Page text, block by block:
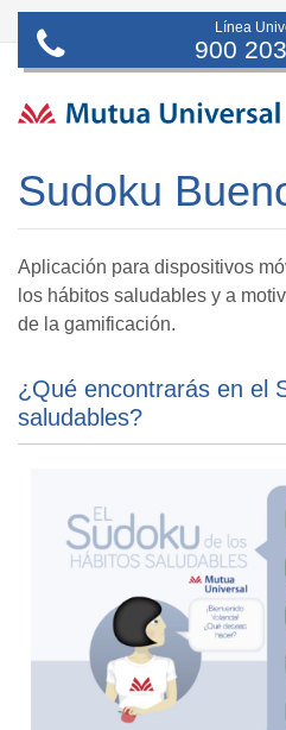
Línea
900
Sudoku
Aplicación para dispositivos
los hábitos saludables y a
de la gamificación.
¿Qué encontrarás en el
saludables?